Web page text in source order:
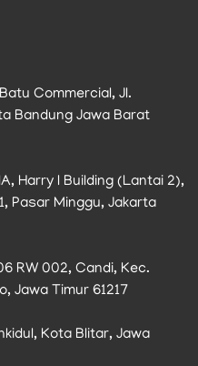
Commercial, Jl.
Bandung Jawa Barat
Harry I Building (Lantai 2),
Pasar Minggu, Jakarta
RW 002, Candi, Kec.
Jawa Timur 61217
Kota Blitar, Jawa